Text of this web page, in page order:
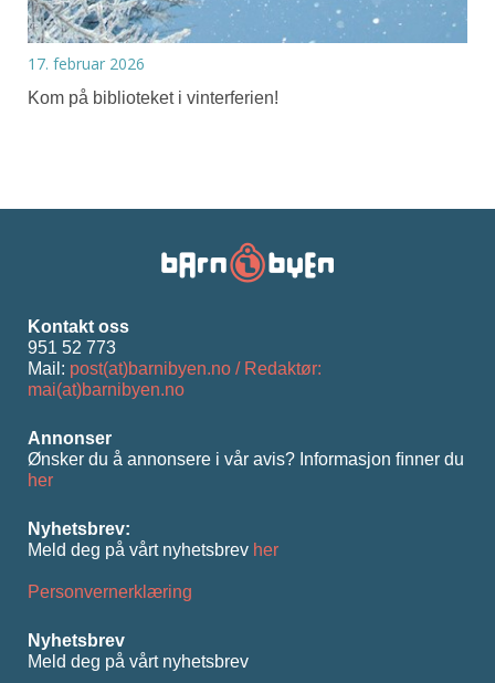
17. februar 2026
Kom på biblioteket i vinterferien!
Kontakt oss
951 52 773
Mail: post(at)barnibyen.no / Redaktør:
mai(at)barnibyen.no
Annonser
Ønsker du å annonsere i vår avis? Informasjon ﬁnner du
her
Nyhetsbrev:
Meld deg på vårt nyhetsbrev her
Personvernerklæring
Nyhetsbrev
Meld deg på vårt nyhetsbrev